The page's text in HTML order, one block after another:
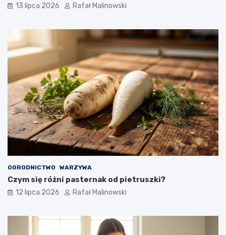
13 lipca 2026 Rafał Malinowski
OGRODNICTWO WARZYWA
Czym się różni pasternak od pietruszki?
12 lipca 2026 Rafał Malinowski